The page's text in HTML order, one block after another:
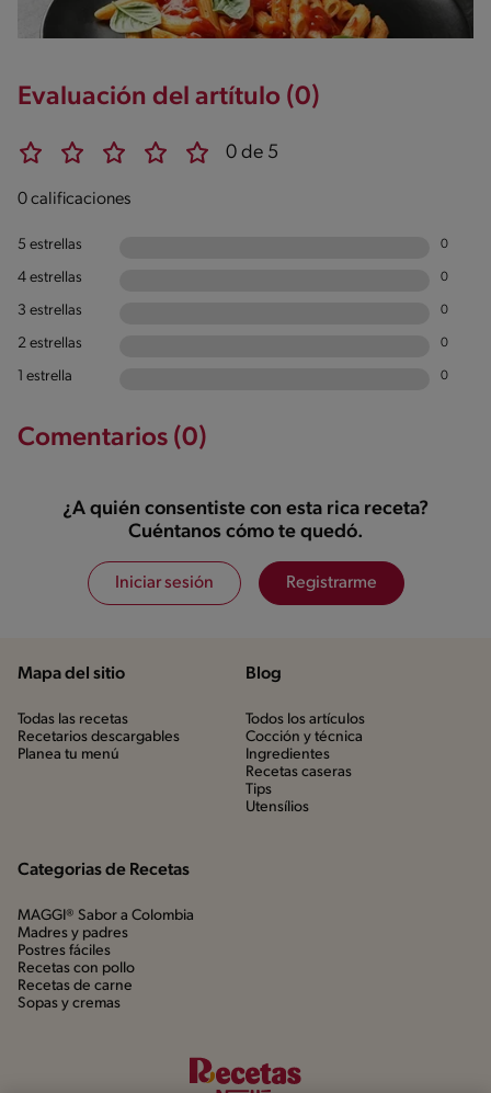
Evaluación del artítulo (0)
0 de 5
0 calificaciones
5 estrellas 0
4 estrellas 0
3 estrellas 0
2 estrellas 0
1 estrella 0
Comentarios (0)
¿A quién consentiste con esta rica receta?
Cuéntanos cómo te quedó.
Iniciar sesión Registrarme
Mapa del sitio
Todas las recetas
Recetarios descargables
Planea tu menú
Blog
Todos los artículos
Cocción y técnica
Ingredientes
Recetas caseras
Tips
Utensílios
Categorias de Recetas
MAGGI® Sabor a Colombia
Madres y padres
Postres fáciles
Recetas con pollo
Recetas de carne
Sopas y cremas